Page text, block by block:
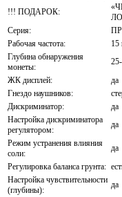
!!! ПОДАРОК:
Серия:
Рабочая частота:
15
Глубина обнаружения
монеты:
ЖК дисплей:
да
Гнездо наушников:
Дискриминатор:
да
Настройка дискриминатора
регулятором:
да
Режим устранения влияния
соли:
да
Регулировка баланса грунта:
Настройка чувствительности
(глубины):
да